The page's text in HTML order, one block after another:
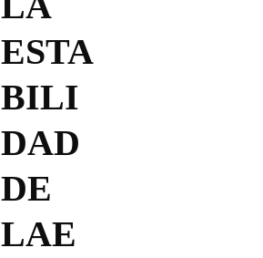
ESTA
BILI
DAD
DE
LAE